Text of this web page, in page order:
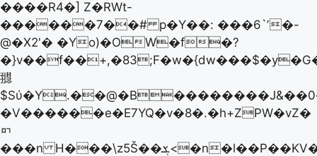
����R4�] Z�RWt-
������7��# p�Y��: ���6`ʼ�-
@�X2'� �Yo)�OW�f�?
䎚
�V������e�E7YQ�v�8�.�h+ZPW�vZ�
ᇚ
���n H���\z5Š��ܮ<�n�l��P��KV�